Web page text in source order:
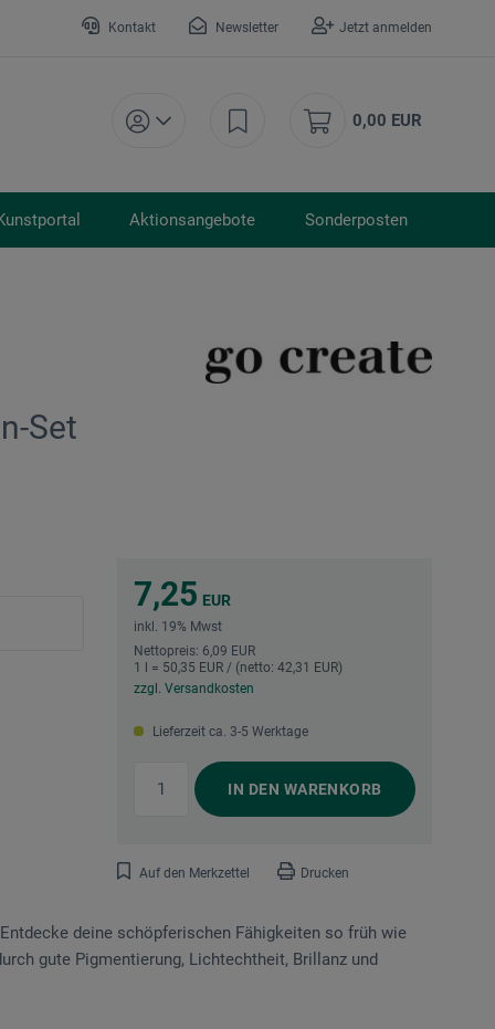
Kontakt Newsletter Jetzt anmelden
0,00 EUR
Aktionsangebote Sonderposten
Set
7,25 EUR
inkl. 19% Mwst
Nettopreis: 6,09 EUR
1 l = 50,35 EUR / (netto: 42,31 EUR)
zzgl. Versandkosten
Lieferzeit ca. 3-5 Werktage
IN DEN WARENKORB
Auf den Merkzettel Drucken
deine schöpferischen Fä­hig­keiten so früh wie
gute Pigmentierung, Lichtechtheit, Brillanz und